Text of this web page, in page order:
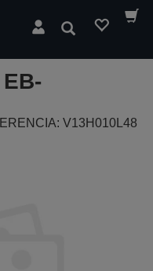
Buscar
V13H010L48